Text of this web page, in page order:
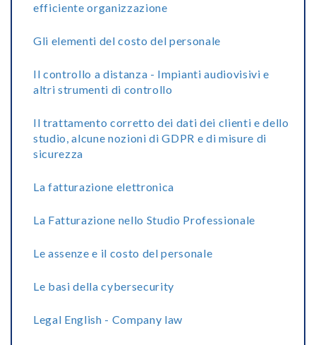
efficiente organizzazione
Gli elementi del costo del personale
Il controllo a distanza - Impianti audiovisivi e
altri strumenti di controllo
Il trattamento corretto dei dati dei clienti e dello
studio, alcune nozioni di GDPR e di misure di
sicurezza
La fatturazione elettronica
La Fatturazione nello Studio Professionale
Le assenze e il costo del personale
Le basi della cybersecurity
Legal English - Company law